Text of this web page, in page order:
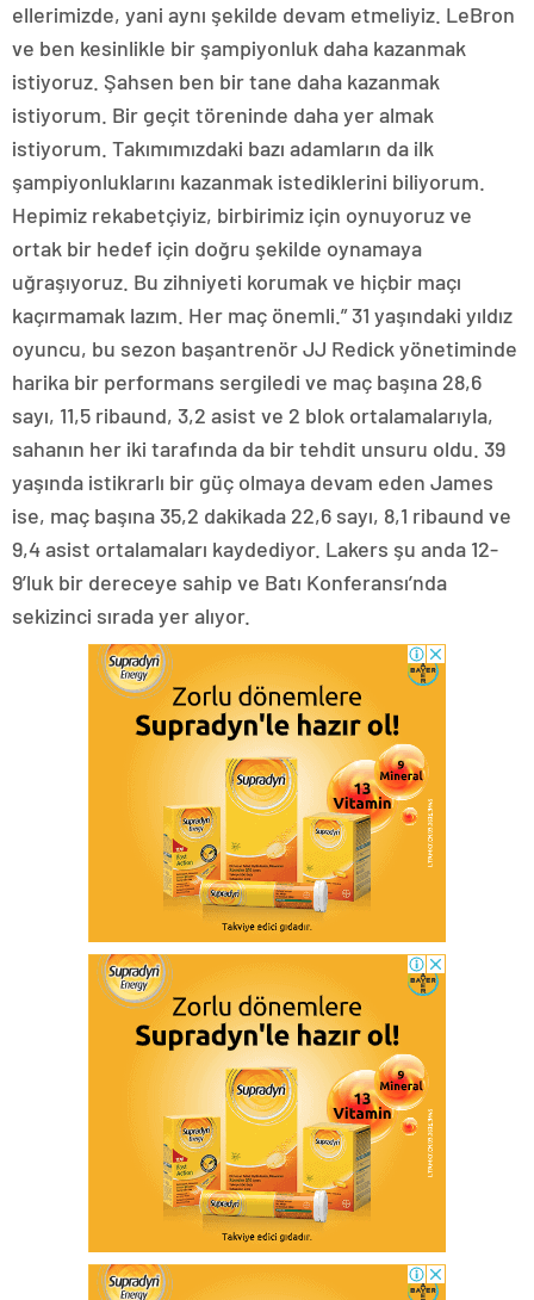
ellerimizde, yani aynı şekilde devam etmeliyiz. LeBron
ve ben kesinlikle bir şampiyonluk daha kazanmak
istiyoruz. Şahsen ben bir tane daha kazanmak
istiyorum. Bir geçit töreninde daha yer almak
istiyorum. Takımımızdaki bazı adamların da ilk
şampiyonluklarını kazanmak istediklerini biliyorum.
Hepimiz rekabetçiyiz, birbirimiz için oynuyoruz ve
ortak bir hedef için doğru şekilde oynamaya
uğraşıyoruz. Bu zihniyeti korumak ve hiçbir maçı
kaçırmamak lazım. Her maç önemli.” 31 yaşındaki yıldız
oyuncu, bu sezon başantrenör JJ Redick yönetiminde
harika bir performans sergiledi ve maç başına 28,6
sayı, 11,5 ribaund, 3,2 asist ve 2 blok ortalamalarıyla,
sahanın her iki tarafında da bir tehdit unsuru oldu. 39
yaşında istikrarlı bir güç olmaya devam eden James
ise, maç başına 35,2 dakikada 22,6 sayı, 8,1 ribaund ve
9,4 asist ortalamaları kaydediyor. Lakers şu anda 12-
9’luk bir dereceye sahip ve Batı Konferansı’nda
sekizinci sırada yer alıyor.